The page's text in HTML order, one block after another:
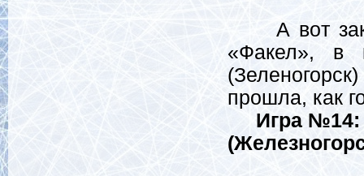
А вот
«Факел», в
прошла, как
Игра №14: